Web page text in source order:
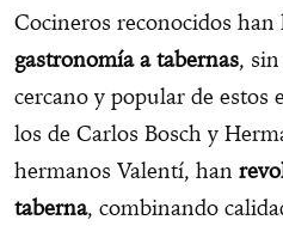
Cocineros reconocidos han
gastronomía a tabernas,
cercano y popular de estos
los de Carlos Bosch y
hermanos Valentí, han
taberna, combinando